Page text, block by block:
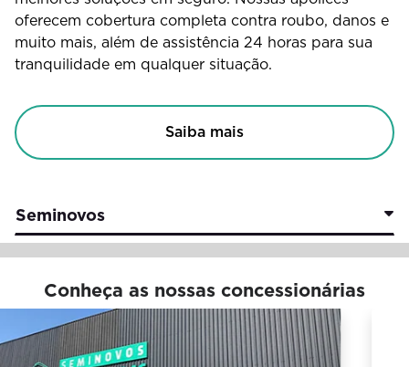
oferecem cobertura completa contra roubo, danos e
muito mais, além de assistência 24 horas para sua
tranquilidade em qualquer situação.
Saiba mais
Seminovos
Conheça as nossas concessionárias